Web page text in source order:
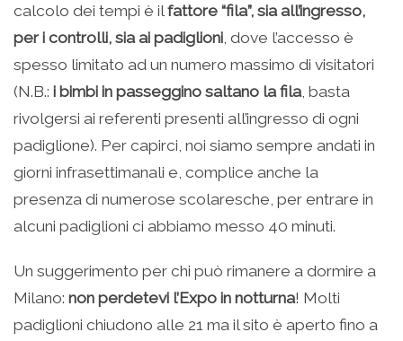
calcolo dei tempi è il fattore “fila”, sia all’ingresso,
per i controlli, sia ai padiglioni , dove l’accesso è
spesso limitato ad un numero massimo di visitatori
(N.B.: i bimbi in passeggino saltano la fila, basta
rivolgersi ai referenti presenti all’ingresso di ogni
padiglione). Per capirci, noi siamo sempre andati in
giorni infrasettimanali e, complice anche la
presenza di numerose scolaresche, per entrare in
alcuni padiglioni ci abbiamo messo 40 minuti.
Un suggerimento per chi può rimanere a dormire a
Milano: non perdetevi l’Expo in notturna! Molti
padiglioni chiudono alle 21 ma il sito è aperto fino a